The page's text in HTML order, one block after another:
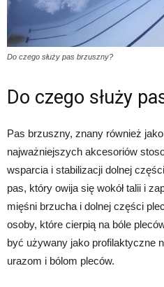
Do czego służy pas brzuszny?
Do czego służy
Pas brzuszny, znany również
najważniejszych akcesoriów
wsparcia i stabilizacji dolnej
pas, który owija się wokół talii i
mięśni brzucha i dolnej części
osoby, które cierpią na bóle
być używany jako profilaktyczne
urazom i bólom pleców.